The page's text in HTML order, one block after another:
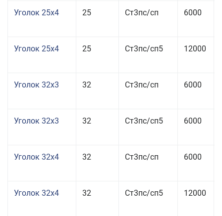
Уголок 25x4 25 Ст3пс/сп 6000
Уголок 25x4 25 Ст3пс/сп5 12000
Уголок 32x3 32 Ст3пс/сп 6000
Уголок 32x3 32 Ст3пс/сп5 6000
Уголок 32x4 32 Ст3пс/сп 6000
Уголок 32x4 32 Ст3пс/сп5 12000